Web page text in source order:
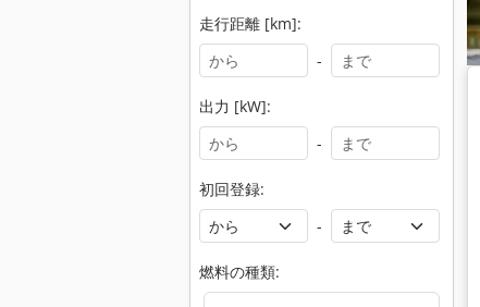
走行距離 [km]:
-
出力 [kW]:
-
初回登録:
-
燃料の種類: